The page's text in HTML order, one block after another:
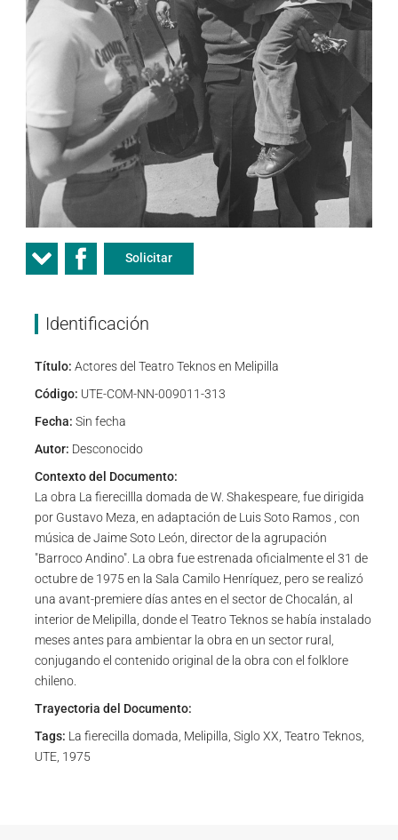
Solicitar
Identificación
Título: Actores del Teatro Teknos en Melipilla
Código: UTE-COM-NN-009011-313
Fecha: Sin fecha
Autor: Desconocido
Contexto del Documento:
La obra La fierecillla domada de W. Shakespeare, fue dirigida
por Gustavo Meza, en adaptación de Luis Soto Ramos , con
música de Jaime Soto León, director de la agrupación
"Barroco Andino". La obra fue estrenada oficialmente el 31 de
octubre de 1975 en la Sala Camilo Henríquez, pero se realizó
una avant-premiere días antes en el sector de Chocalán, al
interior de Melipilla, donde el Teatro Teknos se había instalado
meses antes para ambientar la obra en un sector rural,
conjugando el contenido original de la obra con el folklore
chileno.
Trayectoria del Documento:
Tags: La fierecilla domada, Melipilla, Siglo XX, Teatro Teknos,
UTE, 1975